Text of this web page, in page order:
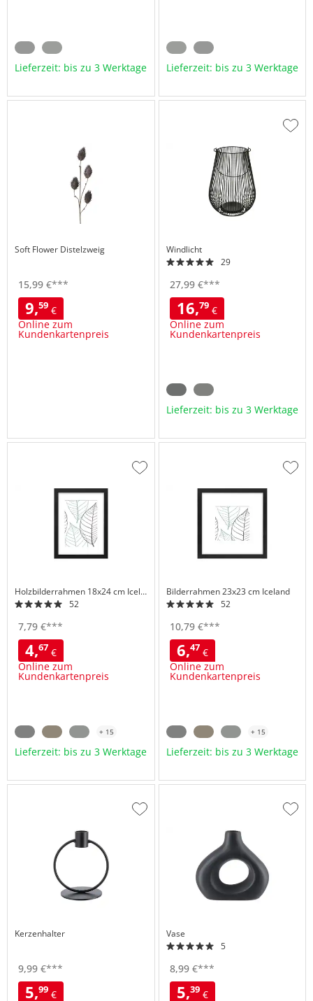
Lieferzeit: bis zu 3 Werktage Lieferzeit: bis zu 3 Werktage
Soft Flower Distelzweig
15,99 €***
9,59 €
Online zum
Kundenkartenpreis
Windlicht
29
27,99€***
16,79€
Online zum
Kundenkartenpreis
Zur
Lieferzeit: bis zu 3 Werktage
Holzbilderrahmen 18x24 cm Iceland
52
7,79 €***
4,67 €
Online zum
Kundenkartenpreis
+ 15
Zur
Lieferzeit: bis zu 3 Werktage
Bilderrahmen 23x23 cm Iceland
52
10,79€***
6,47 €
Online zum
Kundenkartenpreis
+ 15
Zur
Lieferzeit: bis zu 3 Werktage
Kerzenhalter
9,99 €***
5,99 €
Zur
Vase
5
8,99€***
5,39€
Zur